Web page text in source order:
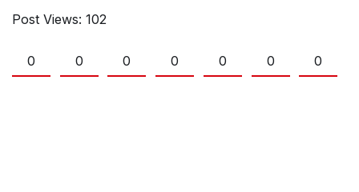
Post Views: 102
0 0 0 0 0 0 0